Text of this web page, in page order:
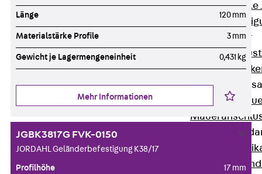
Winkelkonsole
Brüstungsanker
Zurück
Zurück
Attika-
Länge 120 mm
Materialstärke Profile 3 mm
Gewicht je Lagermengeneinheit 0,431 kg
Mehr Informationen
JGBK3817G FVK-0150
JORDAHL Geländerbefestigung K38/17
Profilhöhe 17 mm